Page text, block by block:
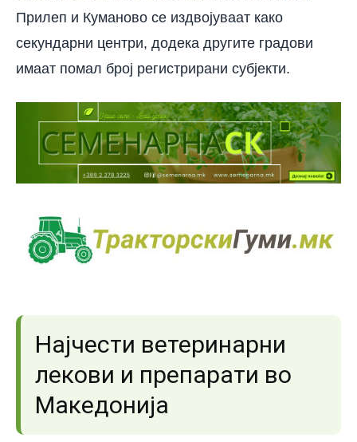
Прилеп и Куманово се издвојуваат како
секундарни центри, додека другите градови
имаат помал број регистрирани субјекти.
Најчести ветеринарни
лекови и препарати во
Македонија